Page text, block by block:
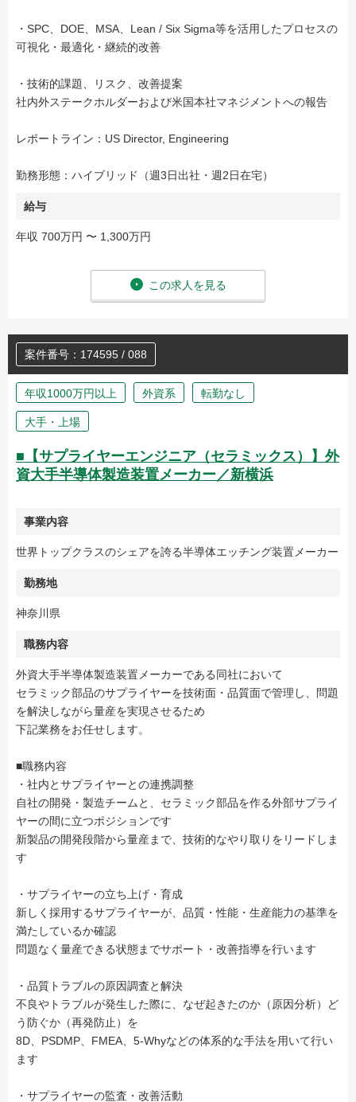
・SPC、DOE、MSA、Lean / Six Sigma等を活用したプロセスの
可視化・最適化・継続的改善
・技術的課題、リスク、改善提案
社内外ステークホルダーおよび米国本社マネジメントへの報告
レポートライン：US Director, Engineering
勤務形態：ハイブリッド（週3日出社・週2日在宅）
給与
年収 700万円 〜 1,300万円
この求人を見る
案件番号：174595 / 088
年収1000万円以上 外資系 転勤なし
大手・上場
■【サプライヤーエンジニア（セラミックス）】外
資大手半導体製造装置メーカー／新横浜
事業内容
世界トップクラスのシェアを誇る半導体エッチング装置メーカー
勤務地
神奈川県
職務内容
外資大手半導体製造装置メーカーである同社において
セラミック部品のサプライヤーを技術面・品質面で管理し、問題
を解決しながら量産を実現させるため
下記業務をお任せします。
■職務内容
・社内とサプライヤーとの連携調整
自社の開発・製造チームと、セラミック部品を作る外部サプライ
ヤーの間に立つポジションです
新製品の開発段階から量産まで、技術的なやり取りをリードしま
す
・サプライヤーの立ち上げ・育成
新しく採用するサプライヤーが、品質・性能・生産能力の基準を
満たしているか確認
問題なく量産できる状態までサポート・改善指導を行います
・品質トラブルの原因調査と解決
不良やトラブルが発生した際に、なぜ起きたのか（原因分析）ど
う防ぐか（再発防止）を
8D、PSDMP、FMEA、5-Whyなどの体系的な手法を用いて行い
ます
・サプライヤーの監査・改善活動